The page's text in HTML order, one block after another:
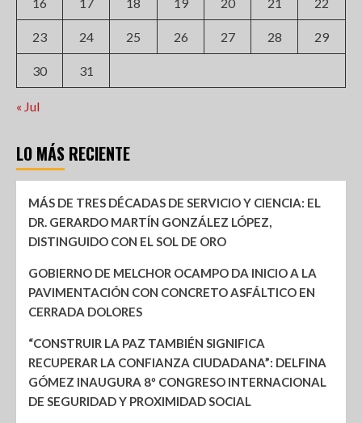
23 24 25 26 27 28 29
30 31
« Jul
LO MÁS RECIENTE
MÁS DE TRES DÉCADAS DE SERVICIO Y CIENCIA: EL
DR. GERARDO MARTÍN GONZÁLEZ LÓPEZ,
DISTINGUIDO CON EL SOL DE ORO
GOBIERNO DE MELCHOR OCAMPO DA INICIO A LA
PAVIMENTACIÓN CON CONCRETO ASFÁLTICO EN
CERRADA DOLORES
“CONSTRUIR LA PAZ TAMBIÉN SIGNIFICA
RECUPERAR LA CONFIANZA CIUDADANA”: DELFINA
GÓMEZ INAUGURA 8º CONGRESO INTERNACIONAL
DE SEGURIDAD Y PROXIMIDAD SOCIAL